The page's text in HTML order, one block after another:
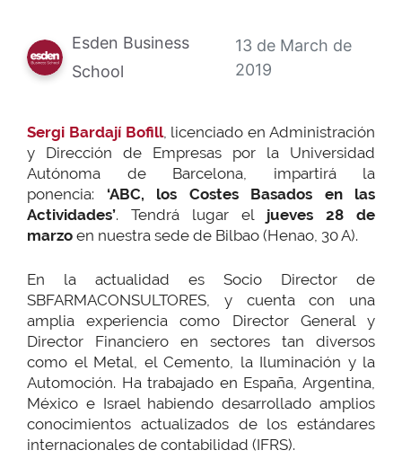
Esden Business
School
13 de March de
2019
Sergi Bardají Bofill, licenciado en Administración
y Dirección de Empresas por la Universidad
Autónoma de Barcelona, impartirá la
ponencia: ‘ABC, los Costes Basados en las
Actividades’. Tendrá lugar el jueves 28 de
marzo en nuestra sede de Bilbao (Henao, 30 A).
En la actualidad es Socio Director de
SBFARMACONSULTORES, y cuenta con una
amplia experiencia como Director General y
Director Financiero en sectores tan diversos
como el Metal, el Cemento, la Iluminación y la
Automoción. Ha trabajado en España, Argentina,
México e Israel habiendo desarrollado amplios
conocimientos actualizados de los estándares
internacionales de contabilidad (IFRS).